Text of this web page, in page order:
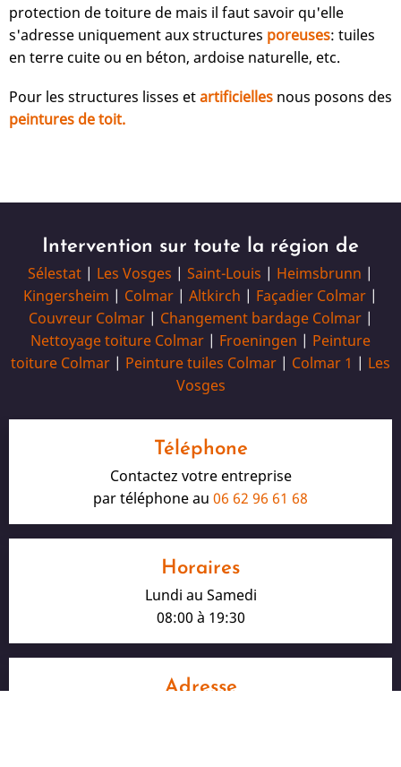
protection de toiture de mais il faut savoir qu'elle
s'adresse uniquement aux structures poreuses: tuiles
en terre cuite ou en béton, ardoise naturelle, etc.
Pour les structures lisses etartificielles nous posons des
peintures de toit.
Intervention sur toute la région de
Sélestat | Les Vosges | Saint-Louis | Heimsbrunn |
Kingersheim | Colmar | Altkirch | Façadier Colmar |
Couvreur Colmar| Changement bardage Colmar|
Nettoyage toiture Colmar | Froeningen | Peinture
toiture Colmar | Peinture tuiles Colmar | Colmar 1 | Les
Vosges
Téléphone
Contactez votre entreprise
par téléphone au 06 62 96 61 68
Horaires
Lundi au Samedi
08:00 à 19:30
Adresse